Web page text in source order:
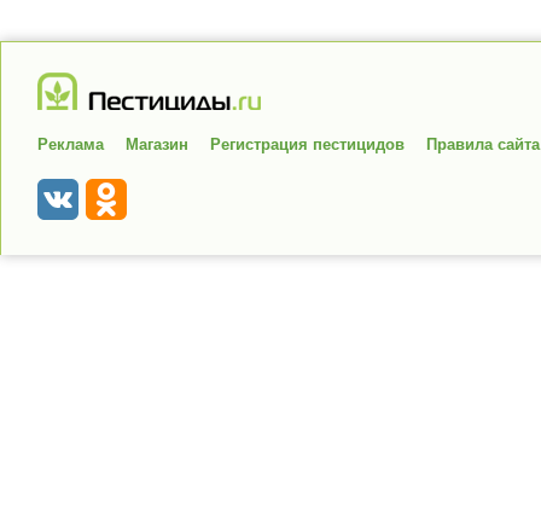
Реклама Магазин Регистрация пестицидов Правила сайта